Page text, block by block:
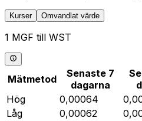
Kurser Omvandlat värde
1 MGF till WST
Mätmetod
Senaste 7
dagarna
Hög
0,00064
Låg
0,00062